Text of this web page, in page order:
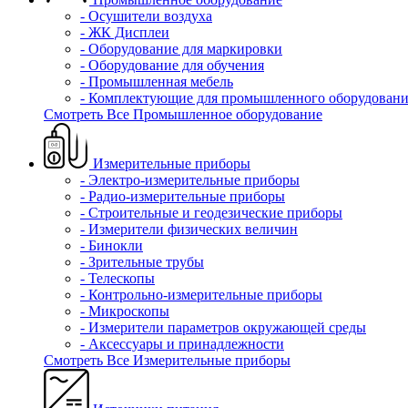
- Осушители воздуха
- ЖК Дисплеи
- Оборудование для маркировки
- Оборудование для обучения
- Промышленная мебель
- Комплектующие для промышленного
Смотреть Все Промышленное оборудование
Измерительные приборы
- Электро-измерительные приборы
- Радио-измерительные приборы
- Строительные и геодезические приборы
- Измерители физических величин
- Бинокли
- Зрительные трубы
- Телескопы
- Контрольно-измерительные приборы
- Микроскопы
- Измерители параметров окружающей среды
- Аксессуары и принадлежности
Смотреть Все Измерительные приборы